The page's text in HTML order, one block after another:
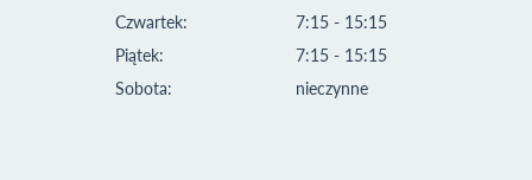
Czwartek:
Piątek:
Sobota:
7:15 - 15:15
7:15 - 15:15
nieczynne